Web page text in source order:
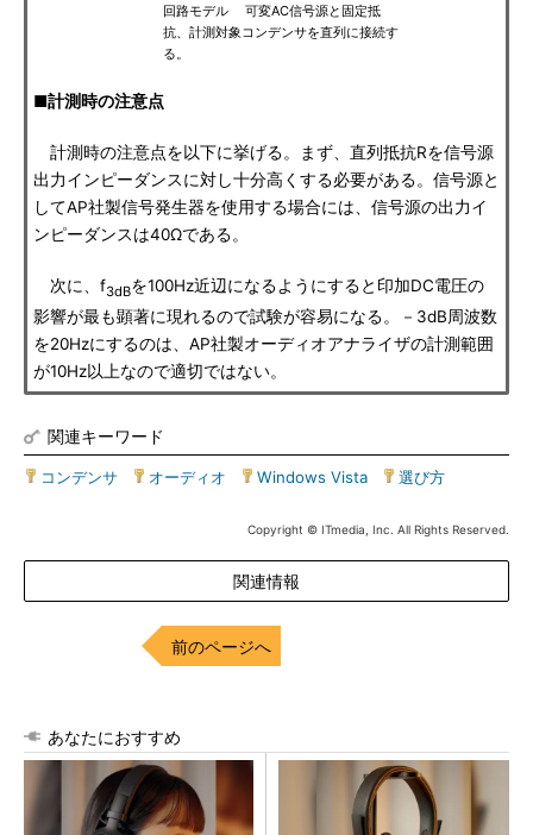
回路モデル 可変AC信号源と固定抵
抗、計測対象コンデンサを直列に接続す
る。
■計測時の注意点
計測時の注意点を以下に挙げる。まず、直列抵抗Rを信号源
出力インピーダンスに対し十分高くする必要がある。信号源と
してAP社製信号発生器を使用する場合には、信号源の出力イ
ンピーダンスは40Ωである。
次に、f3dBを100Hz近辺になるようにすると印加DC電圧の
影響が最も顕著に現れるので試験が容易になる。－3dB周波数
を20Hzにするのは、AP社製オーディオアナライザの計測範囲
が10Hz以上なので適切ではない。
関連キーワード
コンデンサ オーディオ Windows Vista 選び方
Copyright © ITmedia, Inc. All Rights Reserved.
関連情報
前のページへ
あなたにおすすめ